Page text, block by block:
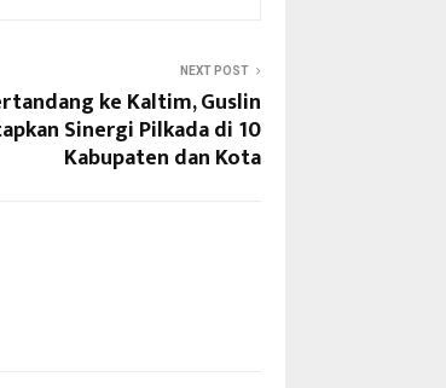
NEXT POST
ke Kaltim, Guslin
Sinergi Pilkada di 10
Kabupaten dan Kota